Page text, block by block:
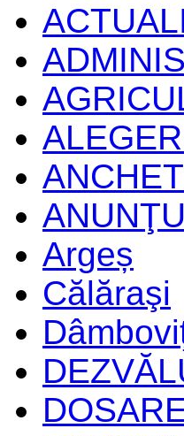
Argeș
Călăraşi